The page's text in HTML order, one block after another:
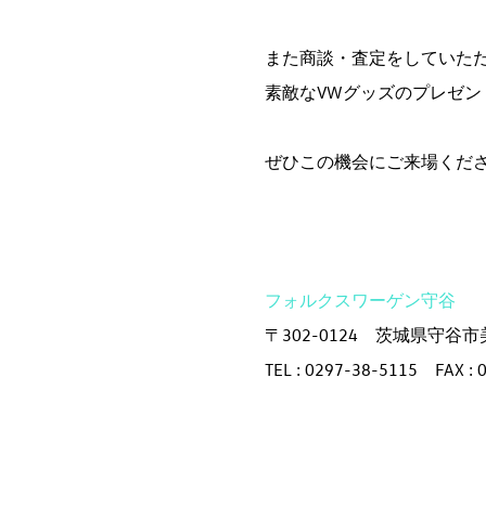
また商談・査定をしていた
素敵なVWグッズのプレゼ
ぜひこの機会にご来場くだ
フォルクスワーゲン守谷
〒302-0124 茨城県守谷市
TEL : 0297-38-5115 FAX :